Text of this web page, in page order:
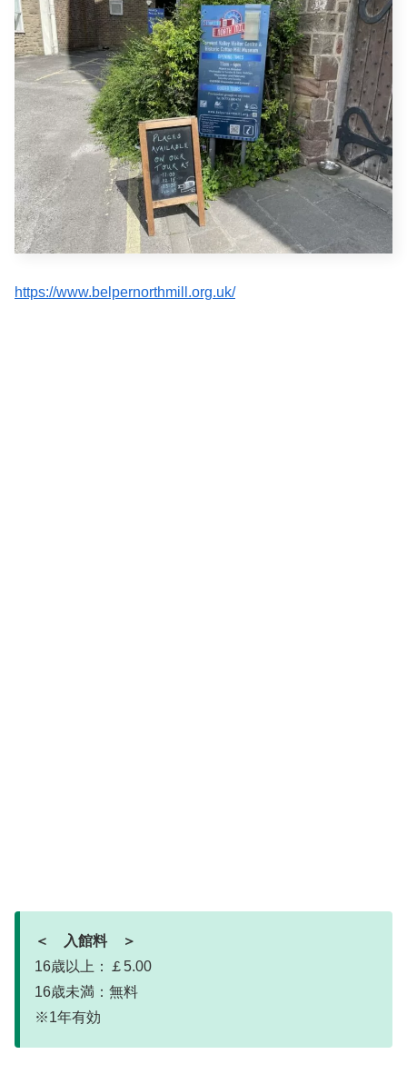
https://www.belpernorthmill.org.uk/
＜ 入館料 ＞
16歳以上：￡5.00
16歳未満：無料
※1年有効